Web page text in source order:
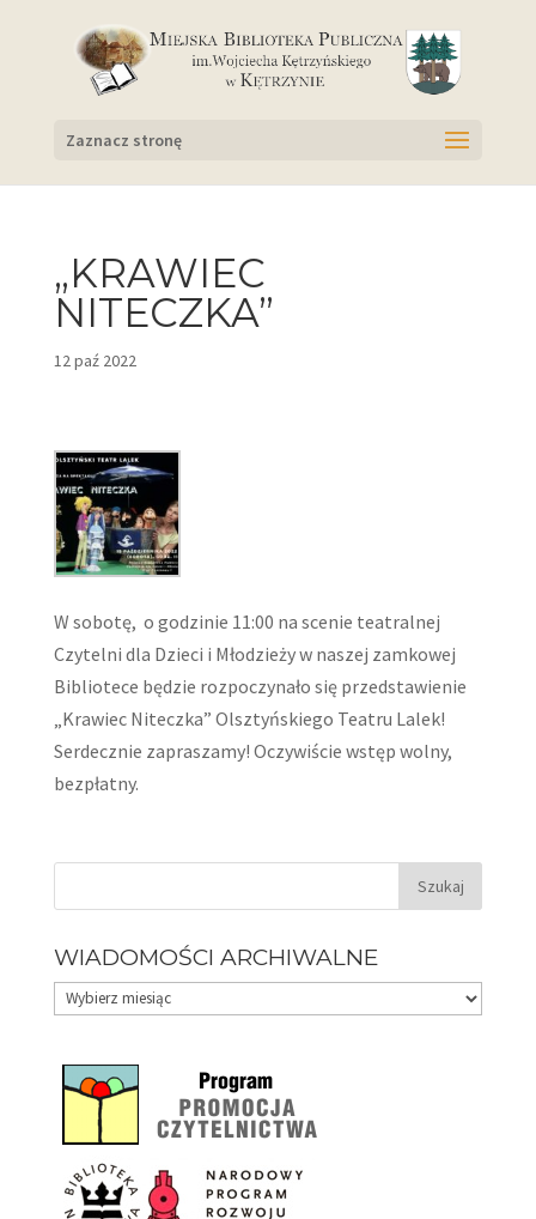
Zaznacz stronę
„KRAWIEC
NITECZKA”
12 paź 2022
W sobotę, o godzinie 11:00 na scenie teatralnej
Czytelni dla Dzieci i Młodzieży w naszej zamkowej
Bibliotece będzie rozpoczynało się przedstawienie
„Krawiec Niteczka” Olsztyńskiego Teatru Lalek!
Serdecznie zapraszamy! Oczywiście wstęp wolny,
bezpłatny.
WIADOMOŚCI ARCHIWALNE
Wiadomości